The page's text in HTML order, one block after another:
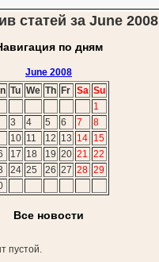
статей за June 2008
по дням
June 2008
Tu We Th Fr Sa Su
1
3 4 5 6 7
8
10 11 12 13 14 15
17 18 19 20 21 22
24 25 26 27 28 29
Все новости
пустой.